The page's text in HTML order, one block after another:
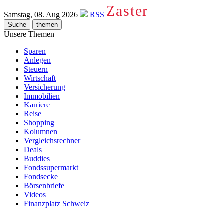
Samstag, 08. Aug 2026 RSS Zaster
Suche themen
Unsere Themen
Sparen
Anlegen
Steuern
Wirtschaft
Versicherung
Immobilien
Karriere
Reise
Shopping
Kolumnen
Vergleichsrechner
Deals
Buddies
Fondssupermarkt
Fondsecke
Börsenbriefe
Videos
Finanzplatz Schweiz